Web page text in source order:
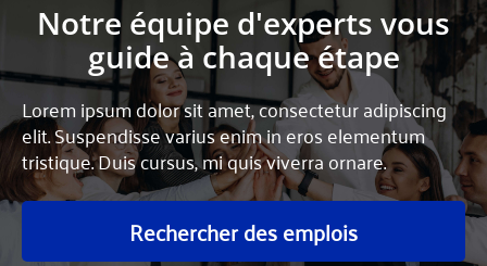
Notre équipe d'experts vous
guide à chaque étape
Lorem ipsum dolor sit amet, consectetur adipiscing
elit. Suspendisse varius enim in eros elementum
tristique. Duis cursus, mi quis viverra ornare.
Rechercher des emplois